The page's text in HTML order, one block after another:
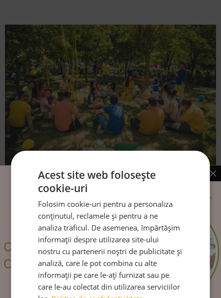
Petrece timp de calitate cu copilul tău
Presiunea lui “a face“ și “a performa” pune pe umerii copiilor
o responsabilitate disproportionat de
CITEȘTE MAI MULT
Acest site web folosește
cookie-uri
Folosim cookie-uri pentru a personaliza
conținutul, reclamele și pentru a ne
analiza traficul. De asemenea, împărtășim
informații despre utilizarea site-ului
nostru cu partenerii noștri de publicitate și
analiză, care le pot combina cu alte
informații pe care le-ați furnizat sau pe
care le-au colectat din utilizarea serviciilor